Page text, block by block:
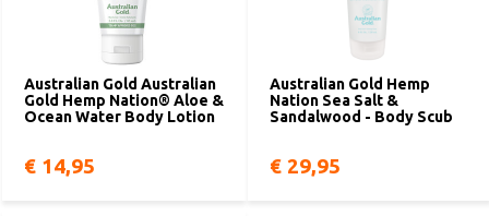
Australian Gold Australian
Gold Hemp Nation® Aloe &
Ocean Water Body Lotion
€ 14,95
Australian Gold Hemp
Nation Sea Salt &
Sandalwood - Body Scub
€ 29,95